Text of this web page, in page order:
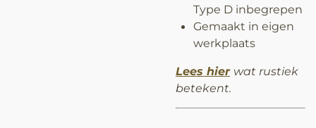
Type D inbegrepen
Gemaakt in eigen
werkplaats
Lees hier wat rustiek
betekent.